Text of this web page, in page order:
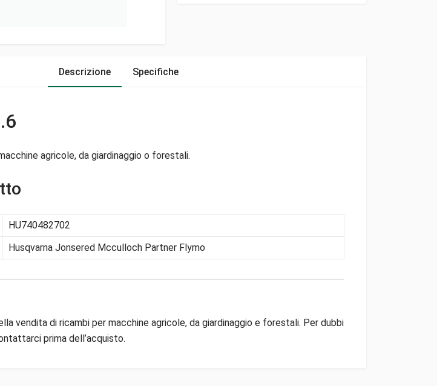
Descrizione Specifiche
agricole, da giardinaggio o forestali.
HU740482702
Husqvarna Jonsered Mcculloch Partner Flymo
vendita di ricambi per macchine agricole, da giardinaggio e forestali. Per dubbi
prima dell’acquisto.